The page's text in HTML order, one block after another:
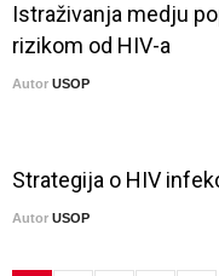
Istraživanja medju
rizikom od HIV-a
Autor USOP
Strategija o HIV
Autor USOP